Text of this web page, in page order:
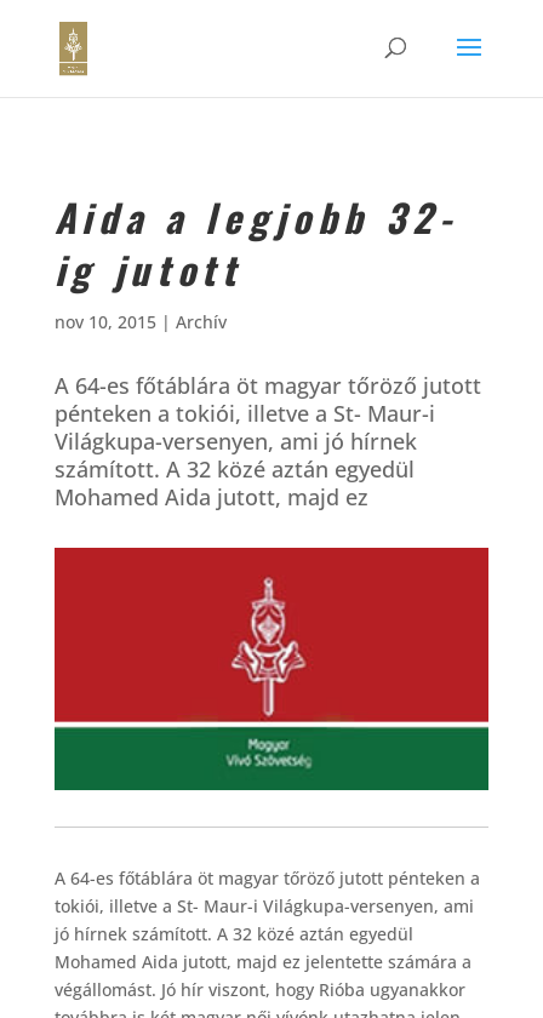
Aida a legjobb 32-
ig jutott
nov 10, 2015| Archív
A 64-es főtáblára öt magyar tőröző jutott
pénteken a tokiói, illetve a St- Maur-i
Világkupa-versenyen, ami jó hírnek
számított. A 32 közé aztán egyedül
Mohamed Aida jutott, majd ez
A 64-es főtáblára öt magyar tőröző jutott pénteken a
tokiói, illetve a St- Maur-i Világkupa-versenyen, ami
jó hírnek számított. A 32 közé aztán egyedül
Mohamed Aida jutott, majd ez jelentette számára a
végállomást. Jó hír viszont, hogy Rióba ugyanakkor